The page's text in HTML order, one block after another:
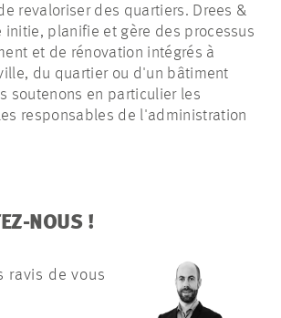
revaloriser des quartiers. Drees &
initie, planifie et gère des processus
et de rénovation intégrés à
du quartier ou d'un bâtiment
soutenons en particulier les
responsables de l'administration
NOUS !
ravis de vous